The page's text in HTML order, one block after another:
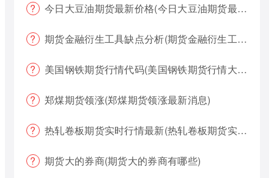
今日大豆油期货最新价格(今日大豆油期货最新价格行情)
期货金融衍生工具缺点分析(期货金融衍生工具缺点分析报告)
美国钢铁期货行情代码(美国钢铁期货行情大盘)
郑煤期货领涨(郑煤期货领涨最新消息)
热轧卷板期货实时行情最新(热轧卷板期货实时行情最新报价)
期货大的券商(期货大的券商有哪些)